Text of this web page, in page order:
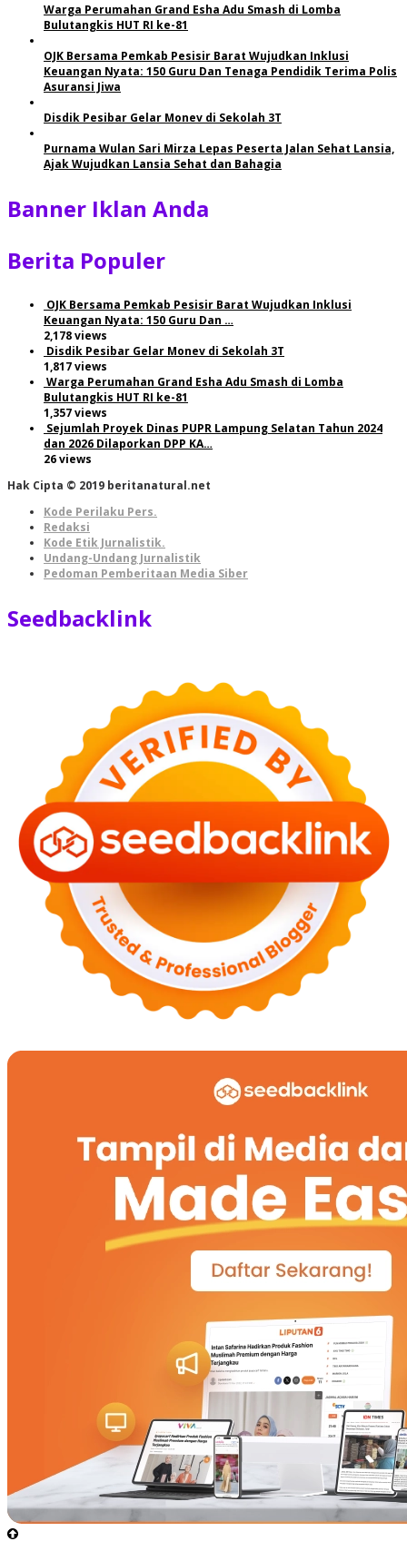
Warga Perumahan Grand Esha Adu Smash di Lomba
Bulutangkis HUT RI ke-81
OJK Bersama Pemkab Pesisir Barat Wujudkan Inklusi
Keuangan Nyata: 150 Guru Dan Tenaga Pendidik Terima Polis
Asuransi Jiwa
Disdik Pesibar Gelar Monev di Sekolah 3T
Purnama Wulan Sari Mirza Lepas Peserta Jalan Sehat Lansia,
Ajak Wujudkan Lansia Sehat dan Bahagia
Banner Iklan Anda
Berita Populer
OJK Bersama Pemkab Pesisir Barat Wujudkan Inklusi
Keuangan Nyata: 150 Guru Dan …
2,178 views
Disdik Pesibar Gelar Monev di Sekolah 3T
1,817 views
Warga Perumahan Grand Esha Adu Smash di Lomba
Bulutangkis HUT RI ke-81
1,357 views
Sejumlah Proyek Dinas PUPR Lampung Selatan Tahun 2024
dan 2026 Dilaporkan DPP KA…
26 views
Hak Cipta © 2019 beritanatural.net
Kode Perilaku Pers.
Redaksi
Kode Etik Jurnalistik.
Undang-Undang Jurnalistik
Pedoman Pemberitaan Media Siber
Seedbacklink